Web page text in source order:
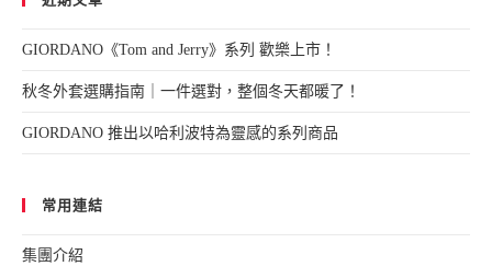
GIORDANO《Tom and Jerry》系列 歡樂上市！
秋冬外套選購指南｜一件選對，整個冬天都暖了！
GIORDANO 推出以哈利波特為靈感的系列商品
常用連結
集團介紹